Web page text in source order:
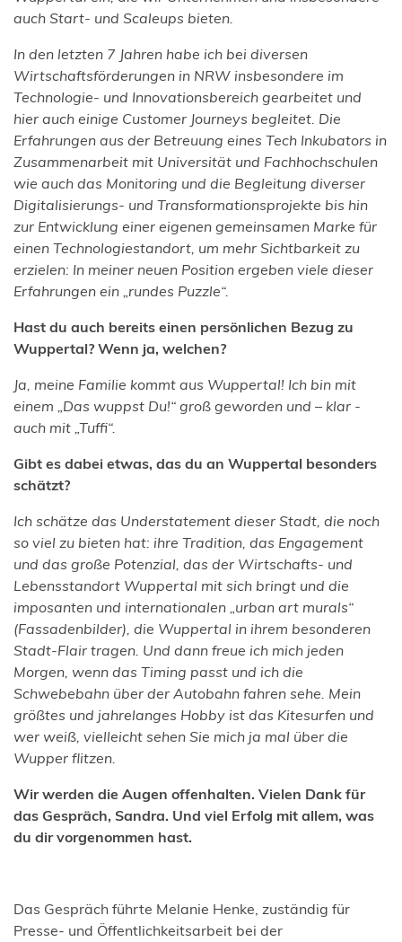
auch Start- und Scaleups bieten.
In den letzten 7 Jahren habe ich bei diversen
Wirtschaftsförderungen in NRW insbesondere im
Technologie- und Innovationsbereich gearbeitet und
hier auch einige Customer Journeys begleitet. Die
Erfahrungen aus der Betreuung eines Tech Inkubators in
Zusammenarbeit mit Universität und Fachhochschulen
wie auch das Monitoring und die Begleitung diverser
Digitalisierungs- und Transformationsprojekte bis hin
zur Entwicklung einer eigenen gemeinsamen Marke für
einen Technologiestandort, um mehr Sichtbarkeit zu
erzielen: In meiner neuen Position ergeben viele dieser
Erfahrungen ein „rundes Puzzle“.
Hast du auch bereits einen persönlichen Bezug zu
Wuppertal? Wenn ja, welchen?
Ja, meine Familie kommt aus Wuppertal! Ich bin mit
einem „Das wuppst Du!“ groß geworden und – klar -
auch mit „Tuffi“.
Gibt es dabei etwas, das du an Wuppertal besonders
schätzt?
Ich schätze das Understatement dieser Stadt, die noch
so viel zu bieten hat: ihre Tradition, das Engagement
und das große Potenzial, das der Wirtschafts- und
Lebensstandort Wuppertal mit sich bringt und die
imposanten und internationalen „urban art murals“
(Fassadenbilder), die Wuppertal in ihrem besonderen
Stadt-Flair tragen. Und dann freue ich mich jeden
Morgen, wenn das Timing passt und ich die
Schwebebahn über der Autobahn fahren sehe. Mein
größtes und jahrelanges Hobby ist das Kitesurfen und
wer weiß, vielleicht sehen Sie mich ja mal über die
Wupper flitzen.
Wir werden die Augen offenhalten. Vielen Dank für
das Gespräch, Sandra. Und viel Erfolg mit allem, was
du dir vorgenommen hast.
Das Gespräch führte Melanie Henke, zuständig für
Presse- und Öffentlichkeitsarbeit bei der